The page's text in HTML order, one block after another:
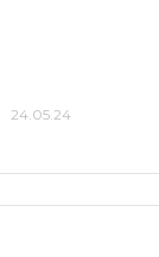
24.05.24